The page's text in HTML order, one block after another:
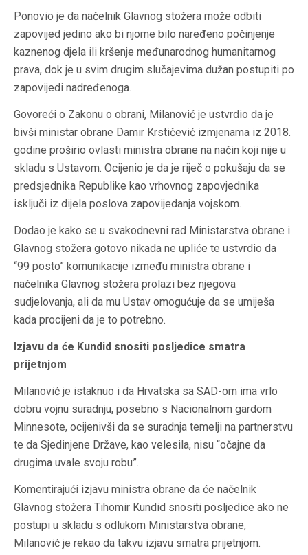
Ponovio je da načelnik Glavnog stožera može odbiti
zapovijed jedino ako bi njome bilo naređeno počinjenje
kaznenog djela ili kršenje međunarodnog humanitarnog
prava, dok je u svim drugim slučajevima dužan postupiti po
zapovijedi nadređenoga.
Govoreći o Zakonu o obrani, Milanović je ustvrdio da je
bivši ministar obrane Damir Krstičević izmjenama iz 2018.
godine proširio ovlasti ministra obrane na način koji nije u
skladu s Ustavom. Ocijenio je da je riječ o pokušaju da se
predsjednika Republike kao vrhovnog zapovjednika
isključi iz dijela poslova zapovijedanja vojskom.
Dodao je kako se u svakodnevni rad Ministarstva obrane i
Glavnog stožera gotovo nikada ne upliće te ustvrdio da
“99 posto” komunikacije između ministra obrane i
načelnika Glavnog stožera prolazi bez njegova
sudjelovanja, ali da mu Ustav omogućuje da se umiješa
kada procijeni da je to potrebno.
Izjavu da će Kundid snositi posljedice smatra
prijetnjom
Milanović je istaknuo i da Hrvatska sa SAD-om ima vrlo
dobru vojnu suradnju, posebno s Nacionalnom gardom
Minnesote, ocijenivši da se suradnja temelji na partnerstvu
te da Sjedinjene Države, kao velesila, nisu “očajne da
drugima uvale svoju robu”.
Komentirajući izjavu ministra obrane da će načelnik
Glavnog stožera Tihomir Kundid snositi posljedice ako ne
postupi u skladu s odlukom Ministarstva obrane,
Milanović je rekao da takvu izjavu smatra prijetnjom.